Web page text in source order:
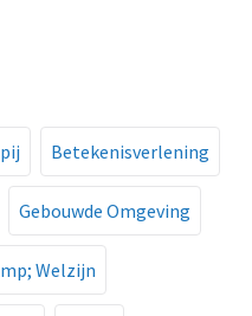
Betekenisverlening
Gebouwde Omgeving
Welzijn